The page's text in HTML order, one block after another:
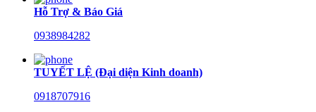
Hỗ Trợ & Báo Giá
0938984282
TUYẾT LỆ (Đại diện Kinh doanh)
0918707916